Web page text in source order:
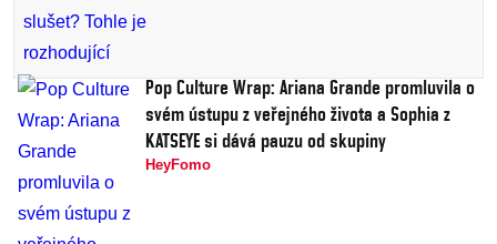
Pop Culture Wrap: Ariana Grande promluvila o
svém ústupu z veřejného života a Sophia z
KATSEYE si dává pauzu od skupiny
HeyFomo